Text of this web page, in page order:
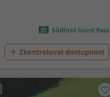
Südtirol Guest Pass
Zkontrolovat dostupnost